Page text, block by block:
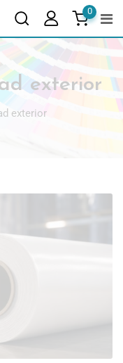
0
exterior
exterior